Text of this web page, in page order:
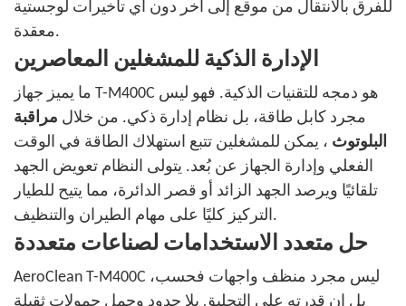
للفرق بالانتقال من موقع إلى آخر دون أي تأخيرات لوجستية
معقدة.
الإدارة الذكية للمشغلين المعاصرين
ما يميز جهاز T-M400C هو دمجه للتقنيات الذكية. فهو ليس
مجرد كابل طاقة، بل نظام إدارة ذكي. من خلال مراقبة
البلوتوث ، يمكن للمشغلين تتبع استهلاك الطاقة في الوقت
الفعلي وإدارة الجهاز عن بُعد. يتولى النظام تعويض الجهد
تلقائيًا ويرصد الجهد الزائد أو قصر الدائرة، مما يتيح للطيار
التركيز كليًا على مهام الطيران والتنظيف.
حل متعدد الاستخدامات لصناعات متعددة
AeroClean T-M400C ليس مجرد منظف واجهات فحسب،
بل إن قدرته على التحليق بلا حدود وحمل حمولات ثقيلة